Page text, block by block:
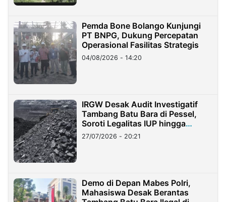
Pemda Bone Bolango Kunjungi
PT BNPG, Dukung Percepatan
Operasional Fasilitas Strategis
04/08/2026 - 14:20
IRGW Desak Audit Investigatif
Tambang Batu Bara di Pessel,
Soroti Legalitas IUP hingga
Stockpile
27/07/2026 - 20:21
Demo di Depan Mabes Polri,
Mahasiswa Desak Berantas